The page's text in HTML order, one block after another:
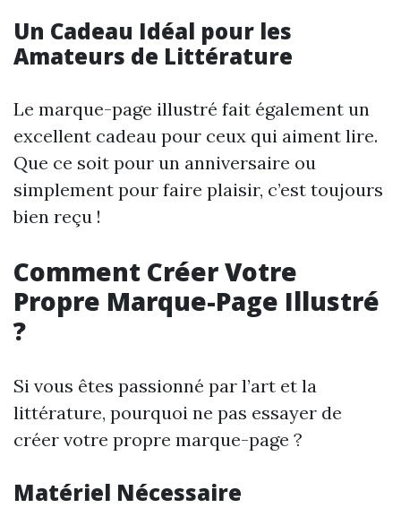
Un Cadeau Idéal pour les
Amateurs de Littérature
Le marque-page illustré fait également un
excellent cadeau pour ceux qui aiment lire.
Que ce soit pour un anniversaire ou
simplement pour faire plaisir, c’est toujours
bien reçu !
Comment Créer Votre
Propre Marque-Page Illustré
?
Si vous êtes passionné par l’art et la
littérature, pourquoi ne pas essayer de
créer votre propre marque-page ?
Matériel Nécessaire